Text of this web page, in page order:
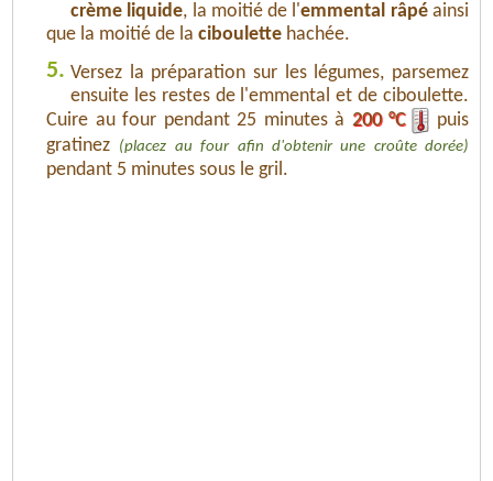
crème liquide, la moitié de l'emmental râpéainsi
que la moitié de la ciboulette hachée.
5. Versez la préparation sur les légumes, parsemez
ensuite les restes de l'emmental et de ciboulette.
Cuire au four pendant 25 minutes à 200 °C
puis
gratinez (placez au four afin d'obtenir une croûte dorée)
pendant 5 minutes sous le gril.